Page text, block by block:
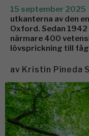
15 september 2025
utkanterna av den
Oxford. Sedan
närmare 400
lövsprickning till
av Kristin Pineda